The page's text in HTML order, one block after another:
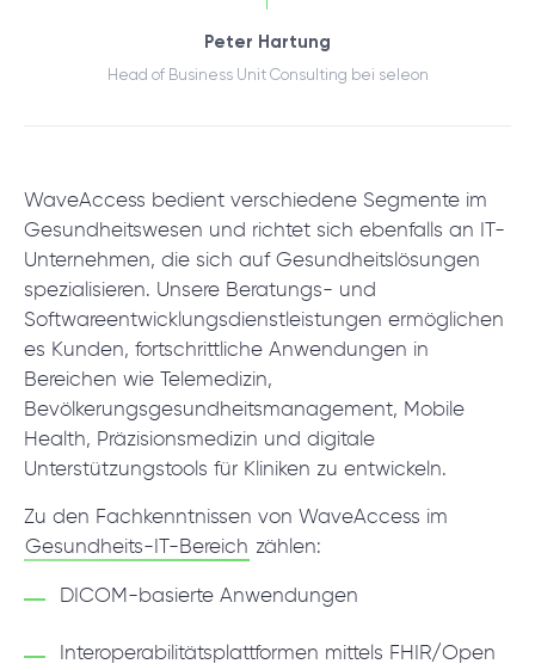
Peter Hartung
Head of Business Unit Consulting bei seleon
WaveAccess bedient verschiedene Segmente im
Gesundheitswesen und richtet sich ebenfalls an IT-
Unternehmen, die sich auf Gesundheitslösungen
spezialisieren. Unsere Beratungs- und
Softwareentwicklungsdienstleistungen ermöglichen
es Kunden, fortschrittliche Anwendungen in
Bereichen wie Telemedizin,
Bevölkerungsgesundheitsmanagement, Mobile
Health, Präzisionsmedizin und digitale
Unterstützungstools für Kliniken zu entwickeln.
Zu den Fachkenntnissen von WaveAccess im
Gesundheits-IT-Bereich zählen:
DICOM-basierte Anwendungen
Interoperabilitätsplattformen mittels FHIR/Open